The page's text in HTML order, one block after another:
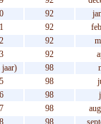
92
92
92
92
98
98
98
98
98